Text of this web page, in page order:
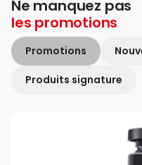
Ne manquez pas
les promotions
Promotions
Produits signature